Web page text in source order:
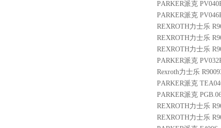
PARKER派克
PARKER派克
REXROTH力士乐
REXROTH力士乐
REXROTH力士乐
PARKER派克
Rexroth力士乐
PARKER派克
PARKER派克
REXROTH力士乐
REXROTH力士乐